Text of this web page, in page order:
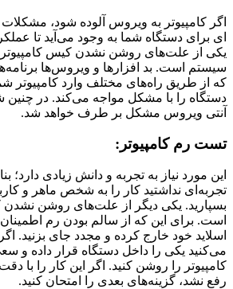
اگر کامپیوتر به ویروس آلوده شود،
ای برای دستگاه شما به وجود می‌آید تا
یکی از علت‌های روشن نشدن کیس
سیستم است. بد افزارها و ویروس‌ها
که از طریق راه‌های مختلف وارد کامپیوتر
دستگاه را با مشکل مواجه می‌‌کند. در چنین
آنتی ویروس مشکل بر طرف خواهد شد.
تست رم کامپیوتر:
این مورد نیاز به تجربه و دانش زیادی دارد؛
تجربه‌ای نداشتید کار را به شخص ماهر و
بسپارید. یکی دیگر از علت‌های روشن نشدن
است. برای این که از سالم بودن رم
اسلاید خود خارج کرده و مجدد جای بزنید.
می‌کنید یکی را داخل دستگاه قرار داده و
کامپیوتر را روشن کنید. اگر این کار را با
رفع نشد، گزینه‌های بعدی را امتحان کنید.